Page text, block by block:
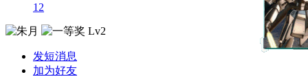
12
发短消息
加为好友